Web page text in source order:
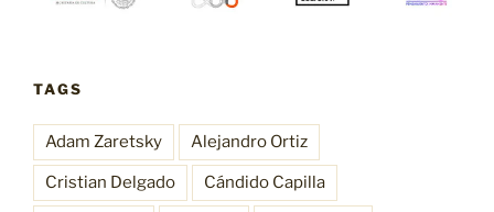
TAGS
Adam Zaretsky Alejandro Ortiz
Cristian Delgado Cándido Capilla